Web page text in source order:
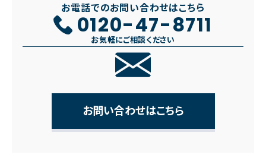
お電話でのお問い合わせはこちら
0120-47-8711
お気軽にご相談ください
お問い合わせはこちら